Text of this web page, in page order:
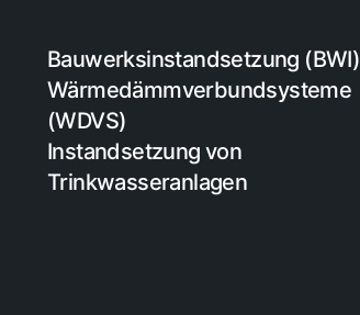
Bauwerksinstandsetzung (BWI)
Wärmedämmverbundsysteme
(WDVS)
Instandsetzung von
Trinkwasseranlagen